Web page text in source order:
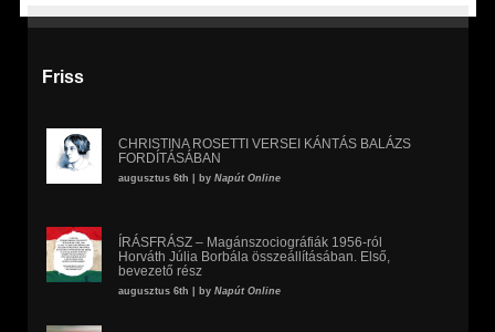
Friss
CHRISTINA ROSETTI VERSEI KÁNTÁS BALÁZS
FORDÍTÁSÁBAN
augusztus 6th | by Napút Online
ÍRÁSFRÁSZ – Magánszociográfiák 1956-ról
Horváth Júlia Borbála összeállításában. Első,
bevezető rész
augusztus 6th | by Napút Online